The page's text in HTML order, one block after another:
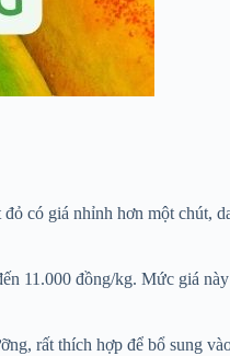
có giá nhỉnh hơn một chút,
11.000 đồng/kg. Mức giá
rất thích hợp để bổ sung